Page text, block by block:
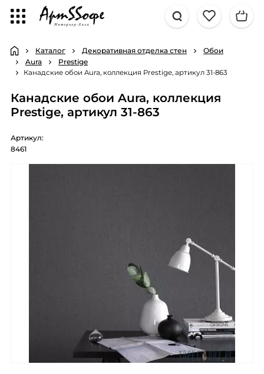
Каталог Декоративная отделка стен
Обои
Aura
Prestige
Канадские обои Aura, коллекция Prestige, артикул 31-863
Канадские обои Aura, коллекция
Prestige, артикул 31-863
Артикул:
8461